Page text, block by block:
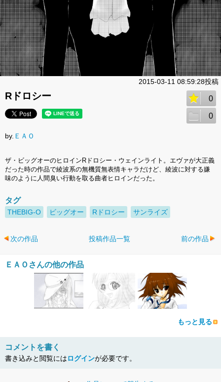
2015-03-11 08:59:28投稿
Rドロシー 0
0
by. ＥＡＯ
ザ・ビッグオーのヒロインRドロシー・ウェインライト。エヴァが大正義
だった時の作品で綾波系の無機質無表情キャラだけど、綾波に対する嫌
味のように人間臭い行動を取る曲者ヒロインだった。
タグ
THEBIG-O ビッグオー Rドロシー サンライズ
次の作品 投稿作品一覧 前の作品
ＥＡＯさんの他の作品
もっと見る
コメントを書く
書き込みと閲覧にはログインが必要です。